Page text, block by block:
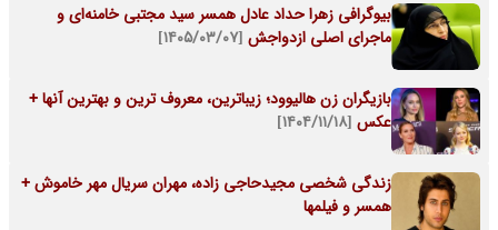
بیوگرافی زهرا حداد عادل همسر سید مجتبی خامنه‌ای و
ماجرای اصلی ازدواجش [۱۴۰۵/۰۳/۰۷]
بازیگران زن هالیوود؛ زیباترین، معروف ترین و بهترین آنها +
عکس [۱۴۰۴/۱۱/۱۸]
زندگی شخصی مجیدحاجی زاده، مهران سریال مهر خاموش +
همسر و فیلمها